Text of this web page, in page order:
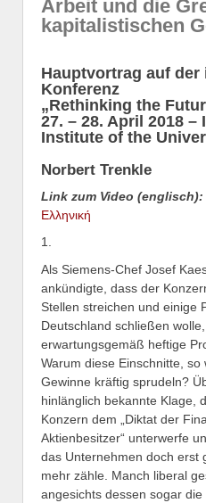
Arbeit und die
kapitalistischen
Hauptvortrag auf der
Konferenz
„Rethinking the
27. – 28. April 2018 –
Institute of the
Norbert Trenkle
Link zum Video (englisch):
Ελληνική
1.
Als Siemens-Chef Josef
ankündigte, dass der
Stellen streichen und einige
Deutschland schließen
erwartungsgemäß heftige
Warum diese Einschnitte,
Gewinne kräftig sprudeln?
hinlänglich bekannte Klage,
Konzern dem „Diktat der
Aktienbesitzer“ unterwerfe
das Unternehmen doch erst
mehr zähle. Manch liberal
angesichts dessen sogar